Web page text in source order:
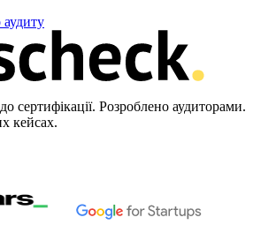
аудиту
сертифікації. Розроблено аудиторами.
кейсах.